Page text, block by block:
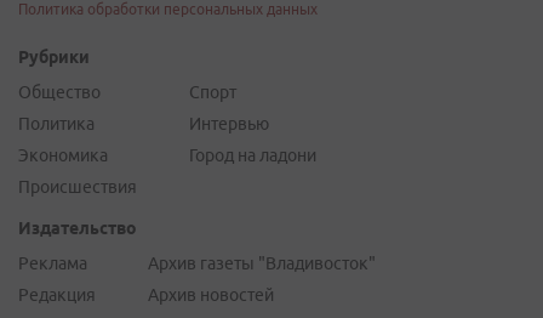
Политика обработки персональных данных
Рубрики
Общество
Политика
Экономика
Происшествия
Спорт
Интервью
Город на ладони
Издательство
Реклама
Редакция
Архив газеты "Владивосток"
Архив новостей